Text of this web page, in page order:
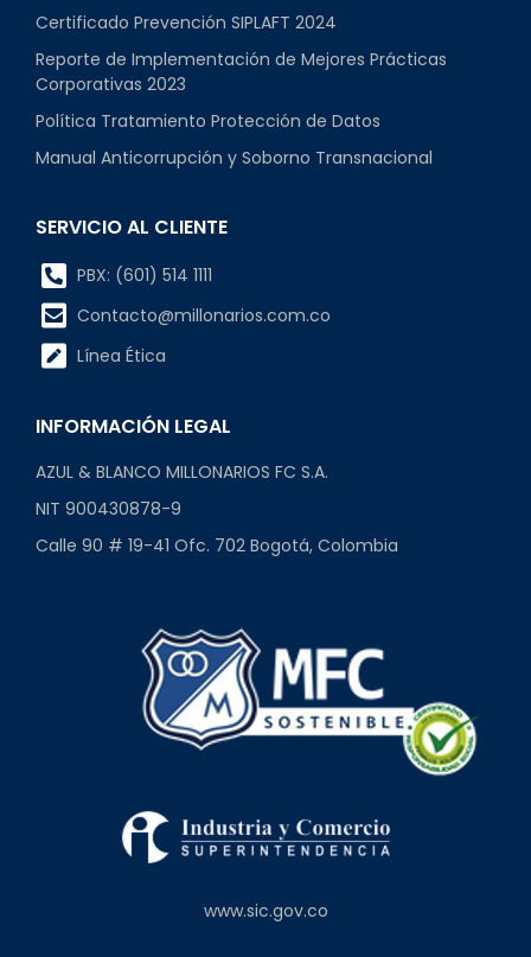
Certificado Prevención SIPLAFT 2024
Reporte de Implementación de Mejores Prácticas
Corporativas 2023
Política Tratamiento Protección de Datos
Manual Anticorrupción y Soborno Transnacional
SERVICIO AL CLIENTE
PBX: (601) 514 1111
Contacto@millonarios.com.co
Línea Ética
INFORMACIÓN LEGAL
AZUL & BLANCO MILLONARIOS FC S.A.
NIT 900430878-9
Calle 90 # 19-41 Ofc. 702 Bogotá, Colombia
www.sic.gov.co